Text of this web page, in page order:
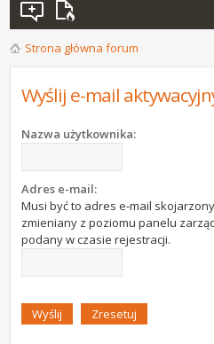
Strona główna forum
Wyślij e-mail
Nazwa użytkownika:
Adres e-mail:
Musi być to adres e-mail
zmieniany z poziomu panelu
podany w czasie rejestracji.